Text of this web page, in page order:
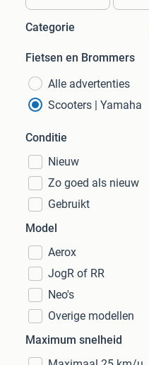
Categorie
Fietsen en Brommers
Alle advertenties
Scooters | Yamaha
Conditie
Nieuw
Zo goed als nieuw
Gebruikt
Model
Aerox
JogR of RR
Neo's
Overige modellen
Maximum snelheid